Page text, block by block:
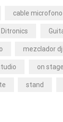
cable microfono
Ditronics
mezclador dj
on stage
stand